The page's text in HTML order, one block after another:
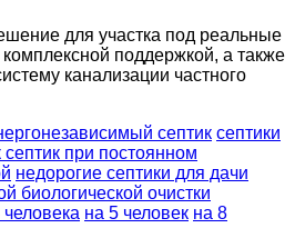
для участка под реальные
поддержкой, а также
канализации частного
септик септики
септик при постоянном
недорогие септики для дачи
биологической очистки
человека на 5 человек на 8